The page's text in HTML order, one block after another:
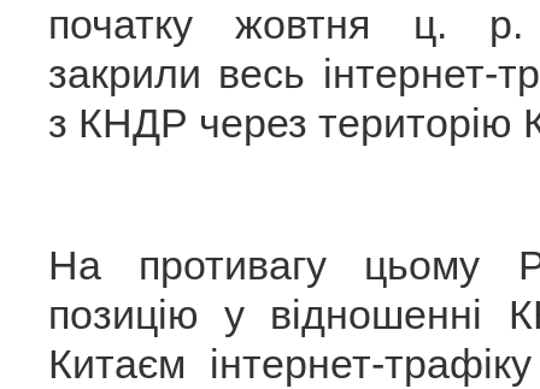
початку жовтня ц. р.
закрили весь інтернет-
з КНДР через територію
На противагу цьому
позицію у відношенні
Китаєм інтернет-